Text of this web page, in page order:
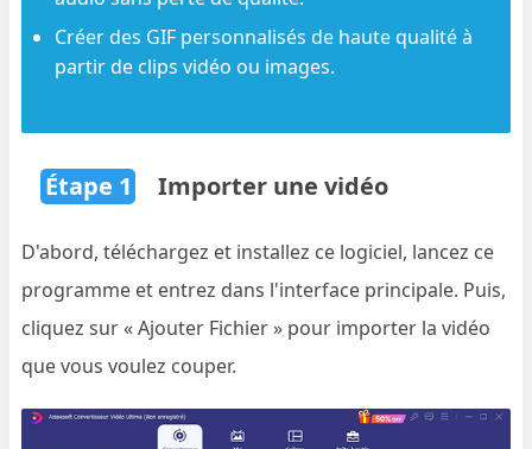
Créer des GIF personnalisés de haute qualité à
partir de clips vidéo ou images.
Étape 1 Importer une vidéo
D'abord, téléchargez et installez ce logiciel, lancez ce
programme et entrez dans l'interface principale. Puis,
cliquez sur « Ajouter Fichier » pour importer la vidéo
que vous voulez couper.